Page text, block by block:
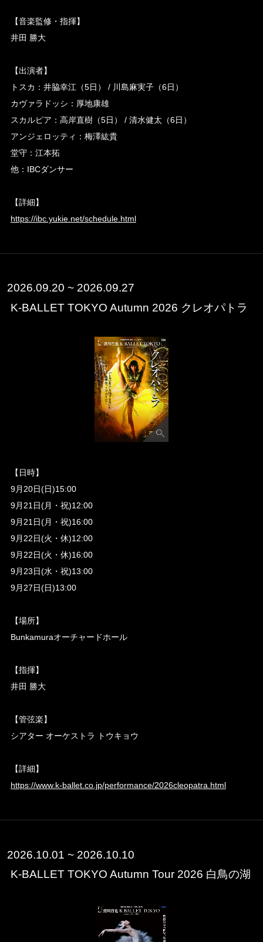
【音楽監修・指揮】
井田 勝大
【出演者】
トスカ：井脇幸江（5日） / 川島麻実子（6日）
カヴァラドッシ：厚地康雄
スカルピア：高岸直樹（5日） / 清水健太（6日）
アンジェロッティ：梅澤紘貴
堂守：江本拓
他：IBCダンサー
【詳細】
https://ibc.yukie.net/schedule.html
2026.09.20 ~ 2026.09.27
K-BALLET TOKYO Autumn 2026 クレオパトラ
【日時】
9月20日(日)15:00
9月21日(月・祝)12:00
9月21日(月・祝)16:00
9月22日(火・休)12:00
9月22日(火・休)16:00
9月23日(水・祝)13:00
9月27日(日)13:00
【場所】
Bunkamuraオーチャードホール
【指揮】
井田 勝大
【管弦楽】
シアター オーケストラ トウキョウ
【詳細】
https://www.k-ballet.co.jp/performance/2026cleopatra.html
2026.10.01 ~ 2026.10.10
K-BALLET TOKYO Autumn Tour 2026 白鳥の湖